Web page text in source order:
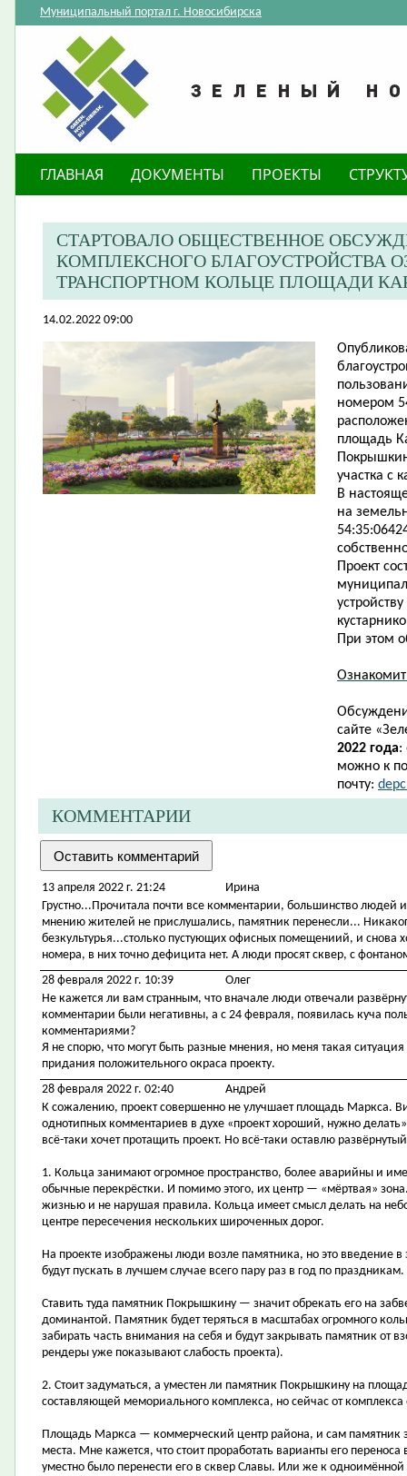
Муниципальный портал г. Новосибирска
ГЛАВНАЯ ДОКУМЕНТЫ ПРОЕКТЫ
СТАРТОВАЛО ОБЩЕСТВЕННОЕ
КОМПЛЕКСНОГО БЛАГОУСТРОЙСТВА
ТРАНСПОРТНОМ КОЛЬЦЕ ПЛОЩАДИ
14.02.2022 09:00
номером
площадь
участка с
В
на
Проект
При этом
сайте «
2022 года:
можно к
почту:
КОММЕНТАРИИ
13 апреля 2022 г. 21:24
Ирина
Грустно...Прочитала почти все комментарии, большинство людей
мнению жителей не прислушались, памятник перенесли...
безкультурья...столько пустующих офисных помещениий, и снова
номера, в них точно дефицита нет. А люди просят сквер, с
28 февраля 2022 г. 10:39
Олег
Не кажется ли вам странным, что вначале люди отвечали
комментарии были негативны, а с 24 февраля, появилась куча
комментариями?
Я не спорю, что могут быть разные мнения, но меня такая
придания положительного окраса проекту.
28 февраля 2022 г. 02:40
Андрей
К сожалению, проект совершенно не улучшает площадь Маркса.
однотипных комментариев в духе «проект хороший, нужно
всё-таки хочет протащить проект. Но всё-таки оставлю
1. Кольца занимают огромное пространство, более аварийны и
обычные перекрёстки. И помимо этого, их центр — «мёртвая»
жизнью и не нарушая правила. Кольца имеет смысл делать на
центре пересечения нескольких широченных дорог.
На проекте изображены люди возле памятника, но это введение
будут пускать в лучшем случае всего пару раз в год по праздникам.
Ставить туда памятник Покрышкину — значит обрекать его на
доминантой. Памятник будет теряться в масштабах огромного
забирать часть внимания на себя и будут закрывать памятник от
рендеры уже показывают слабость проекта).
2. Стоит задуматься, а уместен ли памятник Покрышкину на
составляющей мемориального комплекса, но сейчас от
Площадь Маркса — коммерческий центр района, и сам памятник
места. Мне кажется, что стоит проработать варианты его
уместно было перенести его в сквер Славы. Или же к